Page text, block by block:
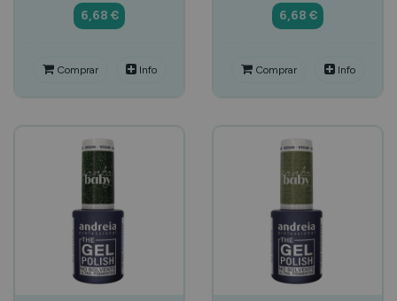
6,68 €
Comprar Info
6,68 €
Comprar Info